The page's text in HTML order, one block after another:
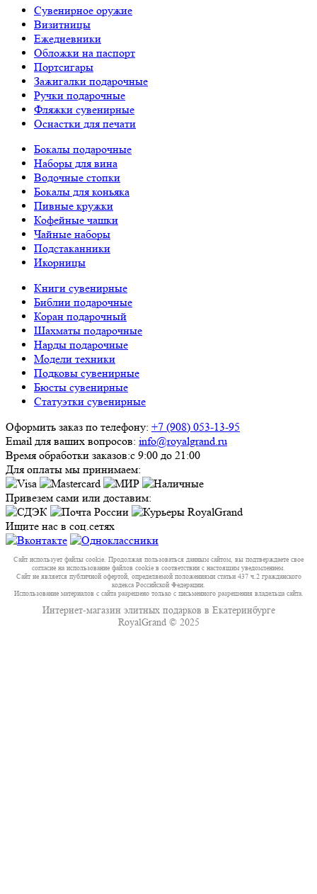
Сувенирное оружие
Визитницы
Ежедневники
Обложки на паспорт
Портсигары
Зажигалки подарочные
Ручки подарочные
Фляжки сувенирные
Оснастки для печати
Бокалы подарочные
Наборы для вина
Водочные стопки
Бокалы для коньяка
Пивные кружки
Кофейные чашки
Чайные наборы
Подстаканники
Икорницы
Книги сувенирные
Библии подарочные
Коран подарочный
Шахматы подарочные
Нарды подарочные
Модели техники
Подковы сувенирные
Бюсты сувенирные
Статуэтки сувенирные
Оформить заказ по телефону: +7 (908) 053-13-95
Email для ваших вопросов: info@royalgrand.ru
Время обработки заказов:с 9:00 до 21:00
Для оплаты мы принимаем:
Привезем сами или доставим:
Ищите нас в соц.сетях
Сайт использует файлы cookie. Продолжая пользоваться данным сайтом, вы подтверждаете свое
согласие на использование файлов cookie в соответствии с настоящим уведомлением.
Сайт не является публичной офертой, определяемой положениями статьи 437 ч.2 гражданского
кодекса Российской Федерации.
Использование материалов с сайта разрешено только с письменного разрешения владельца сайта.
Интернет-магазин элитных подарков в Екатеринбурге
RoyalGrand © 2025